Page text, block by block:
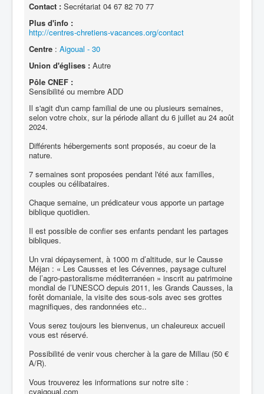
Contact : Secrétariat 04 67 82 70 77
Plus d'info :
http://centres-chretiens-vacances.org/contact
Centre : Aigoual - 30
Union d'églises : Autre
Pôle CNEF :
Sensibilité ou membre ADD
Il s'agit d'un camp familial de une ou plusieurs semaines,
selon votre choix, sur la période allant du 6 juillet au 24 août
2024.
Différents hébergements sont proposés, au coeur de la
nature.
7 semaines sont proposées pendant l'été aux familles,
couples ou célibataires.
Chaque semaine, un prédicateur vous apporte un partage
biblique quotidien.
Il est possible de confier ses enfants pendant les partages
bibliques.
Un vrai dépaysement, à 1000 m d’altitude, sur le Causse
Méjan : « Les Causses et les Cévennes, paysage culturel
de l’agro-pastoralisme méditerranéen » inscrit au patrimoine
mondial de l’UNESCO depuis 2011, les Grands Causses, la
forêt domaniale, la visite des sous-sols avec ses grottes
magnifiques, des randonnées etc..
Vous serez toujours les bienvenus, un chaleureux accueil
vous est réservé.
Possibilité de venir vous chercher à la gare de Millau (50 €
A/R).
Vous trouverez les informations sur notre site :
cvaigoual.com